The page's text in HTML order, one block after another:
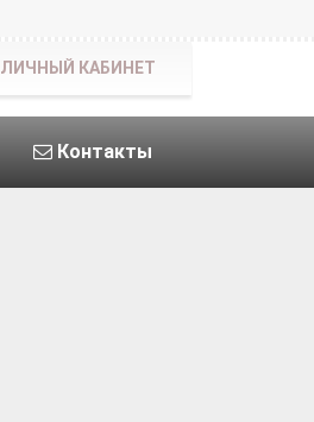
Контакты
ЛИЧНЫЙ КАБИНЕТ